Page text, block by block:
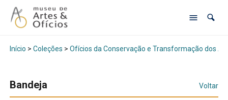
Início > Coleções > Ofícios da Conservação e Transformação dos
Bandeja Voltar